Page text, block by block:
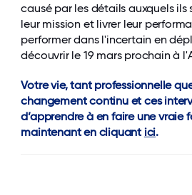
causé par les détails auxquels
leur mission et livrer leur
performer dans l'incertain en
découvrir le 19 mars prochain à
Votre vie, tant professionnelle
changement continu et ces
d’apprendre à en faire une vraie
maintenant en cliquant ici.